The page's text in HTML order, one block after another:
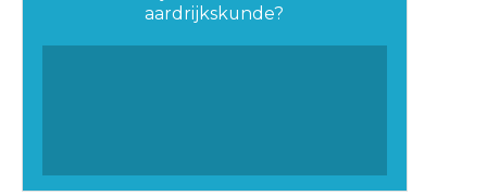
aardrijkskunde?